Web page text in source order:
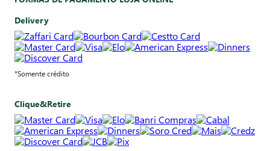
Delivery
*Somente crédito
Clique&Retire